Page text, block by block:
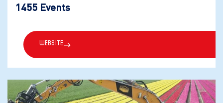
1455 Events
Website